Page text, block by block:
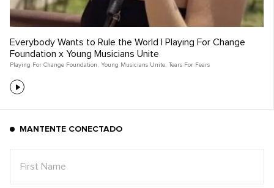
Everybody Wants to Rule the World | Playing For Change
Foundation x Young Musicians Unite
Playing For Change Foundation , Young Musicians Unite, Tears For Fears
MANTENTE CONECTADO